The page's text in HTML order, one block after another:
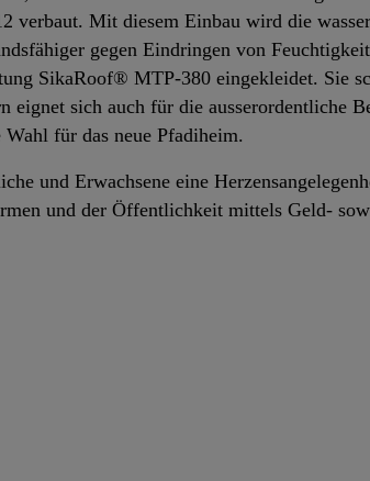
verbaut. Mit diesem Einbau wird die
gegen Eindringen von
SikaRoof® MTP-380 eingekleidet. Sie
eignet sich auch für die ausserordentliche
für das neue Pfadiheim.
und Erwachsene eine
und der Öffentlichkeit mittels Geld-